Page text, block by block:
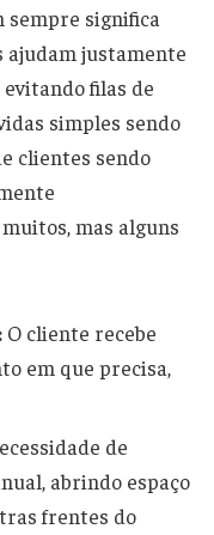
significa
ajudam justamente
filas de
simples sendo
clientes sendo
mas alguns
O cliente recebe
em que precisa,
de
abrindo espaço
frentes do